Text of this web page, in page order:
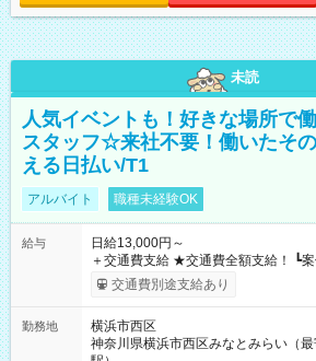
未読
人気イベントも！好きな場所で
スタッフ☆来社不要！働いたそ
える日払い/T1
アルバイト 職種未経験OK
給与
日給13,000円～
＋交通費支給 ★交通費全額支給！ ┗案件により規定あり ★日払
いOK！（規定あり） ┗働いたその日
ンビニATMから 日払い分を引き落とせます！ 【試
交通費別途支給あり
勤務地
横浜市西区
神奈川県横浜市西区みなとみらい（